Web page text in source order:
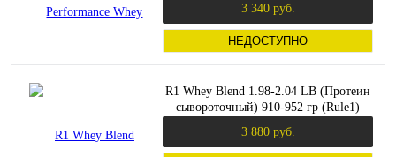
3 340 руб.
НЕДОСТУПНО
R1 Whey Blend 1.98-2.04 LB (Протеин
сывороточный) 910-952 гр (Rule1)
3 880 руб.